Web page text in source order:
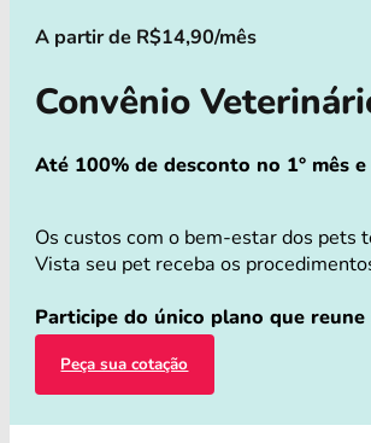
A partir de R$14,90/mês
Convênio
Até 100% de desconto no 1° mês
Os custos com o bem-estar dos pets
Vista seu pet receba os
Participe do único plano que
Peça sua cotação